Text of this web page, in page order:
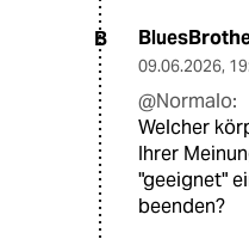
B
09.06.2026,
@Normalo:
Welcher
Ihrer
"geeignet"
beenden?